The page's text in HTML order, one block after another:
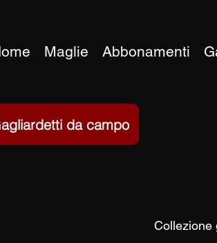
Maglie Abbonamenti
da campo
Collezione